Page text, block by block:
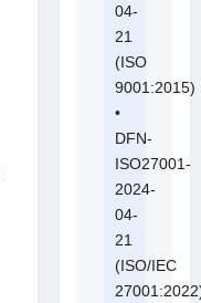
04-
21
(ISO
9001:2015)
•
DFN-
ISO27001-
2024-
04-
21
(ISO/IEC